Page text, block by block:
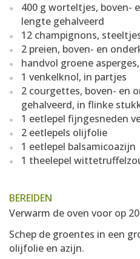
400 g worteltjes, boven-
lengte gehalveerd
12 champignons,
2 preien, boven- en
handvol groene
1 venkelknol, in partjes
2 courgettes, boven- en
gehalveerd, in flinke
1 eetlepel fijngesneden
2 eetlepels olijfolie
1 eetlepel balsamicoazijn
1 theelepel
BEREIDEN
Verwarm de oven voor op
Schep de groentes in een
olijfolie en azijn.